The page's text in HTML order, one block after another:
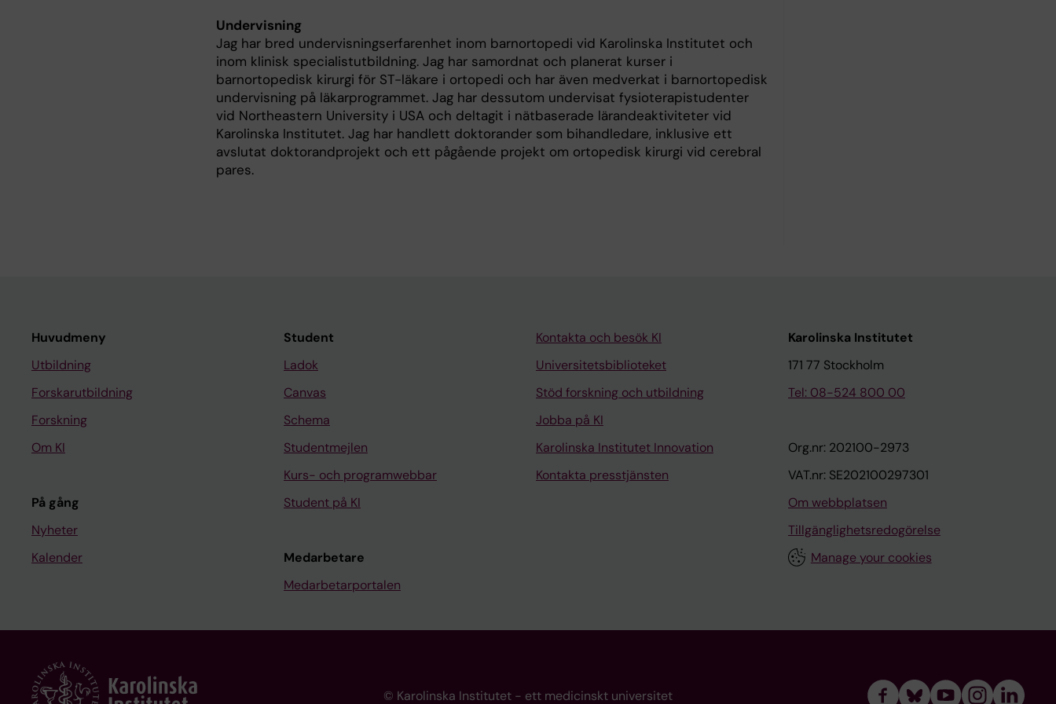
Undervisning
Jag har bred undervisningserfarenhet inom barnortopedi vid Karolinska Institutet och
inom klinisk specialistutbildning. Jag har samordnat och planerat kurser i
barnortopedisk kirurgi för ST-läkare i ortopedi och har även medverkat i barnortopedisk
undervisning på läkarprogrammet. Jag har dessutom undervisat fysioterapistudenter
vid Northeastern University i USA och deltagit i nätbaserade lärandeaktiviteter vid
Karolinska Institutet. Jag har handlett doktorander som bihandledare, inklusive ett
avslutat doktorandprojekt och ett pågående projekt om ortopedisk kirurgi vid cerebral
pares.
Huvudmeny
Utbildning
Forskarutbildning
Forskning
Om KI
På gång
Nyheter
Kalender
Student
Ladok
Canvas
Schema
Studentmejlen
Kurs- och programwebbar
Student på KI
Medarbetare
Medarbetarportalen
Kontakta och besök KI
Universitetsbiblioteket
Stöd forskning och utbildning
Jobba på KI
Karolinska Institutet Innovation
Kontakta presstjänsten
Karolinska Institutet
171 77 Stockholm
Tel: 08-524 800 00
Org.nr: 202100-2973
VAT.nr: SE202100297301
Om webbplatsen
Tillgänglighetsredogörelse
Manage your cookies
© Karolinska Institutet - ett medicinskt universitet